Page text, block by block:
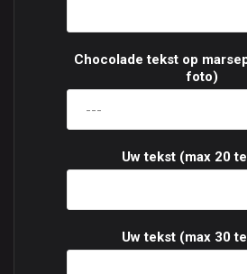
Chocolade tekst op
foto)
Uw tekst (max 20
Uw tekst (max 30